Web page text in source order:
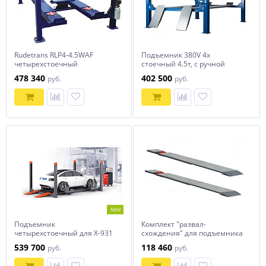
Rudetrans RLP4-4.5WAF
четырехстоечный
проходом г/п 4,5 тонны
478 340 руб.
Подъемник 380V 4х
стоечный 4.5т, c ручной
NORDBERG 4445J
402 500 руб.
NEW
Подъемник
четырехстоечный для X-931
539 700 руб.
Комплект "развал-
схождения" для подъемника
118 460 руб.